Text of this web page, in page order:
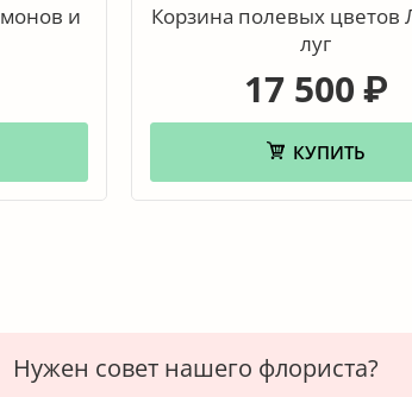
и
Корзина полевых цветов
луг
17 500 ₽
КУПИТЬ
Нужен совет нашего флориста?